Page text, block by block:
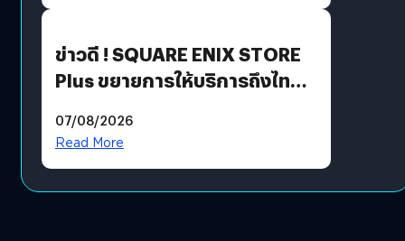
ข่าวดี ! SQUARE ENIX STORE
Plus ขยายการให้บริการถึงไทย
โดยตรง
07/08/2026
Read More